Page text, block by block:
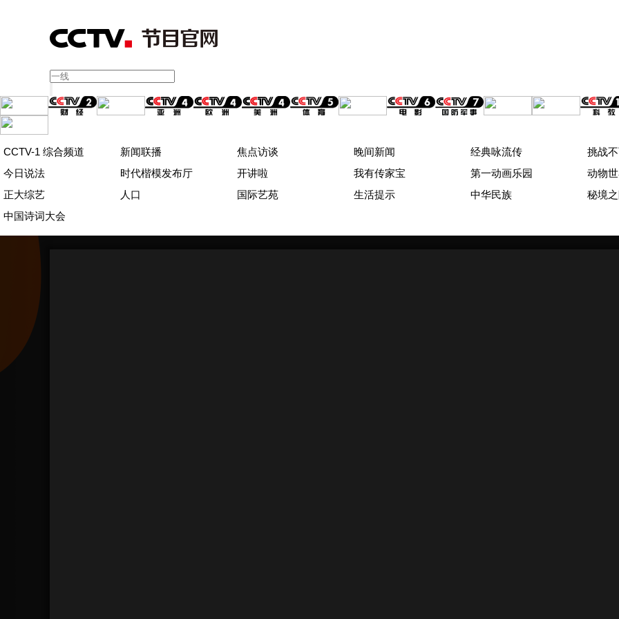
CCTV-1 综合频道 新闻联播 焦点访谈 晚间新闻 经典咏流传 挑战
今日说法
时代楷模发布厅 开讲啦 我有传家宝 第一动画乐园 动物
正大综艺
人口 国际艺苑 生活提示 中华民族 秘境
中国诗词大会